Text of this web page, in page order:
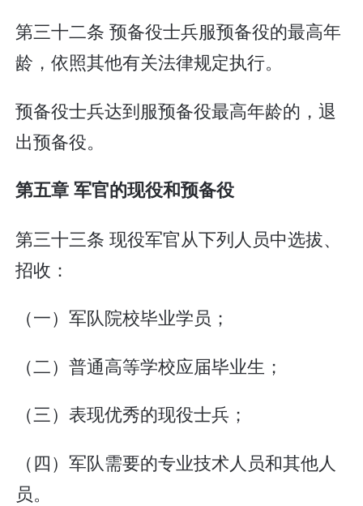
第三十二条 预备役士兵服预备役的最高年
龄，依照其他有关法律规定执行。
预备役士兵达到服预备役最高年龄的，退
出预备役。
第五章 军官的现役和预备役
第三十三条 现役军官从下列人员中选拔、
招收：
（一）军队院校毕业学员；
（二）普通高等学校应届毕业生；
（三）表现优秀的现役士兵；
（四）军队需要的专业技术人员和其他人
员。